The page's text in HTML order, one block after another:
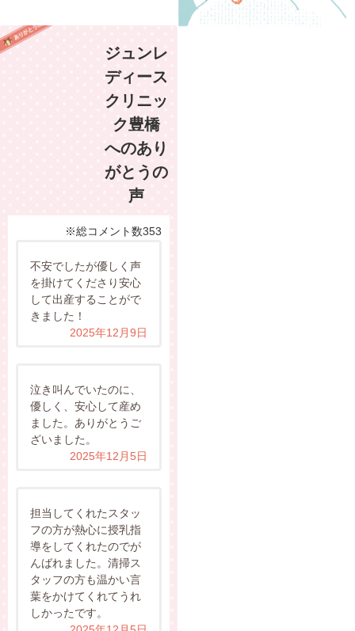
ジュンレ
ディース
クリニッ
ク豊橋
へのあり
がとうの
声
※総コメント数353
不安でしたが優しく声
を掛けてくださり安心
して出産することがで
きました！
2025年12月9日
泣き叫んでいたのに、
優しく、安心して産め
ました。ありがとうご
ざいました。
2025年12月5日
担当してくれたスタッ
フの方が熱心に授乳指
導をしてくれたのでが
んばれました。清掃ス
タッフの方も温かい言
葉をかけてくれてうれ
しかったです。